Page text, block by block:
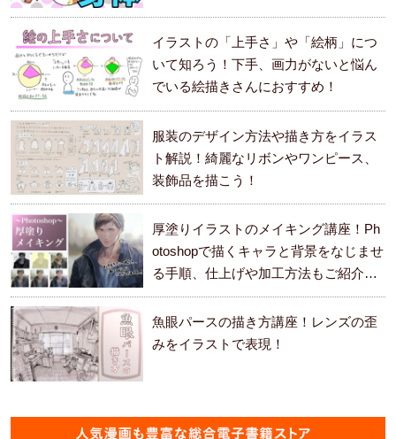
イラストの「上手さ」や「絵柄」につ
いて知ろう！下手、画力がないと悩ん
でいる絵描きさんにおすすめ！
服装のデザイン方法や描き方をイラス
ト解説！綺麗なリボンやワンピース、
装飾品を描こう！
厚塗りイラストのメイキング講座！Ph
otoshopで描くキャラと背景をなじませ
る手順、仕上げや加工方法もご紹介し
ます。
魚眼パースの描き方講座！レンズの歪
みをイラストで表現！